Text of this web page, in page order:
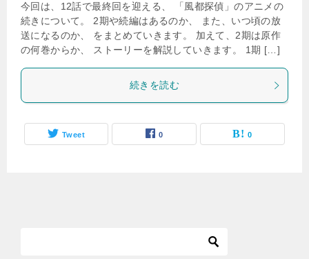
今回は、12話で最終回を迎える、 「風都探偵」のアニメの
続きについて。 2期や続編はあるのか、 また、いつ頃の放
送になるのか、 をまとめていきます。 加えて、2期は原作
の何巻からか、 ストーリーを解説していきます。 1期 […]
続きを読む
Tweet 0 0